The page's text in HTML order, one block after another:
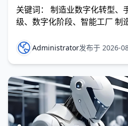
关键词： 制造业数字化转型、
级、数字化阶段、智能工厂 制
的演进过程。手工化阶段靠人
息化阶段把纸质流程搬到电脑
厂的管
Administrator发布于 2026-